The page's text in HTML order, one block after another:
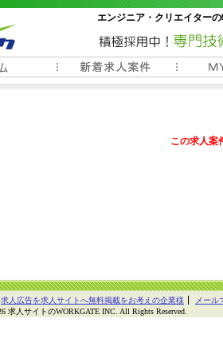
エンジニア・クリエイター
常時3000件以上の求人情報
この求人案
求人広告を求人サイトへ無料掲載をお考えの企業様
メール
求人サイトのWORKGATE INC. All Rights Reserved.